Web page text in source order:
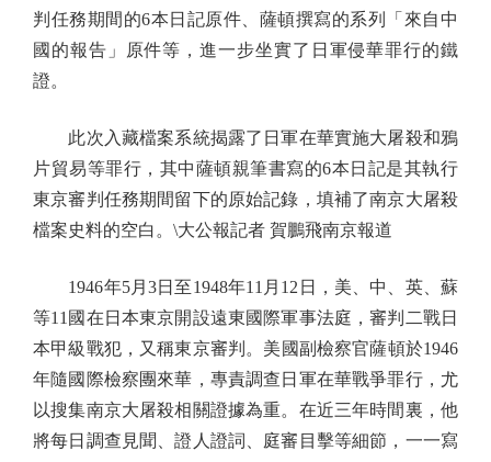
判任務期間的6本日記原件、薩頓撰寫的系列「來自中
國的報告」原件等，進一步坐實了日軍侵華罪行的鐵
證。
此次入藏檔案系統揭露了日軍在華實施大屠殺和鴉
片貿易等罪行，其中薩頓親筆書寫的6本日記是其執行
東京審判任務期間留下的原始記錄，填補了南京大屠殺
檔案史料的空白。\大公報記者 賀鵬飛南京報道
1946年5月3日至1948年11月12日，美、中、英、蘇
等11國在日本東京開設遠東國際軍事法庭，審判二戰日
本甲級戰犯，又稱東京審判。美國副檢察官薩頓於1946
年隨國際檢察團來華，專責調查日軍在華戰爭罪行，尤
以搜集南京大屠殺相關證據為重。在近三年時間裏，他
將每日調查見聞、證人證詞、庭審目擊等細節，一一寫